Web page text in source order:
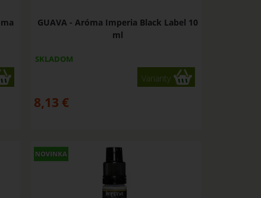
GUAVA - Aróma Imperia Black Label 10
ml
SKLADOM
Varianty
8,13 €